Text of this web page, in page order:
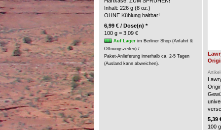
Inhalt: 226 g (8 oz.)
OHNE Kühlung haltbar!
6,99 € / Dose(n) *
100 g = 3,09 €
Auf Lagerim Berliner Shop (Anfahrt &
Öffnungszeiten) /
Paket-Anlieferung innerhalb ca. 2-5 Tagen
(Ausland kann abweichen).
5,39
100